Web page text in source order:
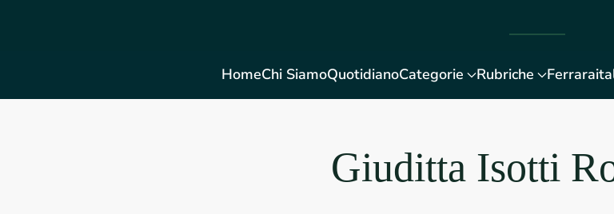
HomeChi SiamoQuotidianoCategorie Rubriche
Giuditta Isotti